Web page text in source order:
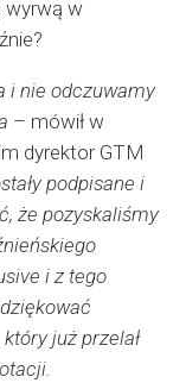
wyrwą w
i nie odczuwamy
– mówił w
dyrektor GTM
podpisane i
że pozyskaliśmy
i z tego
już przelał